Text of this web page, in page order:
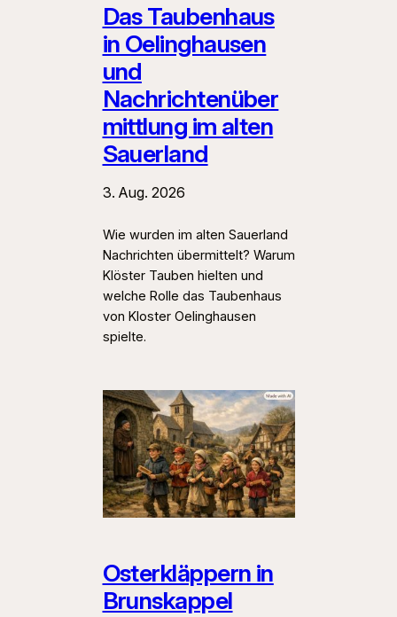
Das Taubenhaus
in Oelinghausen
und
Nachrichtenüber
mittlung im alten
Sauerland
3. Aug. 2026
Wie wurden im alten Sauerland
Nachrichten übermittelt? Warum
Klöster Tauben hielten und
welche Rolle das Taubenhaus
von Kloster Oelinghausen
spielte.
Osterkläppern in
Brunskappel